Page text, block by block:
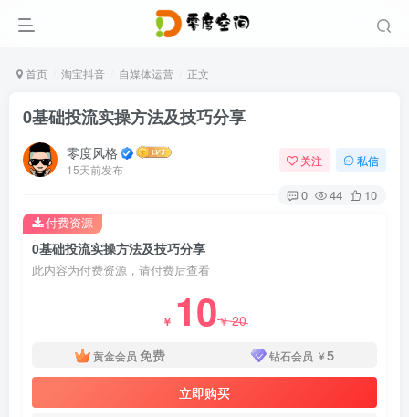
首页 淘宝抖音 自媒体运营 正文
0基础投流实操方法及技巧分享
零度风格
15天前发布
关注 私信
0 44 10
0基础投流实操方法及技巧分享
此内容为付费资源，请付费后查看
￥ 10￥20
黄金会员 免费 钻石会员 ￥5
立即购买
付费资源